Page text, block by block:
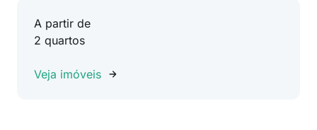
A partir de
2 quartos
Veja imóveis